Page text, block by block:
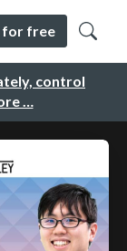
control
…
for free